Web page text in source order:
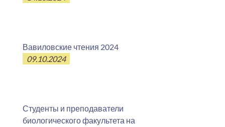
Вавиловские чтения 2024
09.10.2024
Студенты и преподаватели
биологического факультета на